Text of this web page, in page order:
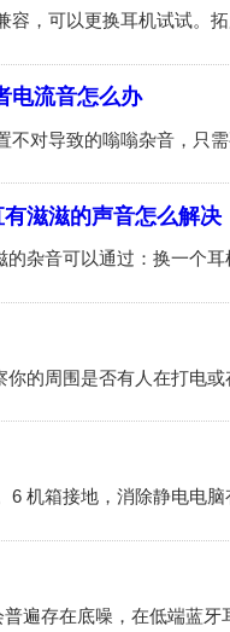
电流音怎么办
滋滋的声音怎么解决